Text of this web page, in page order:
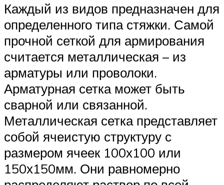
Каждый из видов предназначен для
определенного типа стяжки. Самой
прочной сеткой для армирования
считается металлическая – из
арматуры или проволоки.
Арматурная сетка может быть
сварной или связанной.
Металлическая сетка представляет
собой ячеистую структуру с
размером ячеек 100х100 или
150х150мм. Они равномерно